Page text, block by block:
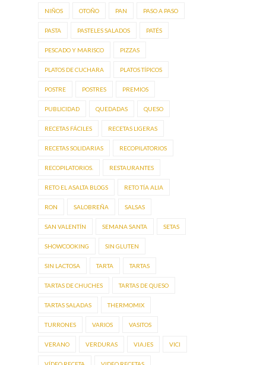
NIÑOS OTOÑO PAN PASO A PASO
PASTA PASTELES SALADOS PATÉS
PESCADO Y MARISCO PIZZAS
PLATOS DE CUCHARA PLATOS TÍPICOS
POSTRE POSTRES PREMIOS
PUBLICIDAD QUEDADAS QUESO
RECETAS FÁCILES RECETAS LIGERAS
RECETAS SOLIDARIAS RECOPILATORIOS
RECOPILATORIOS. RESTAURANTES
RETO EL ASALTA BLOGS RETO TÍA ALIA
RON SALOBREÑA SALSAS
SAN VALENTÍN SEMANA SANTA SETAS
SHOWCOOKING SIN GLUTEN
SIN LACTOSA TARTA TARTAS
TARTAS DE CHUCHES TARTAS DE QUESO
TARTAS SALADAS THERMOMIX
TURRONES VARIOS VASITOS
VERANO VERDURAS VIAJES VICI
VÍDEO RECETA VIDEO RECETAS